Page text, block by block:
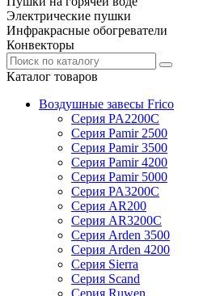
Электрические пушки
Инфракрасные обогреватели
Конвекторы
Каталог товаров
Воздушные завесы Frico
Серия PA2200C
Серия Pamir 2500
Серия Pamir 3500
Серия Pamir 4200
Серия Pamir 5000
Серия PA3200C
Серия AR200
Серия AR3200C
Серия Arden 3500
Серия Arden 4200
Серия Sierra
Серия Scand
Серия Ruwen